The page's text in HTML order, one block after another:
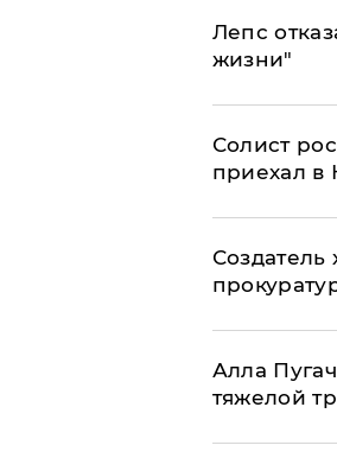
Лепс
жизни"
Солист
приехал в
Алла
тяжелой